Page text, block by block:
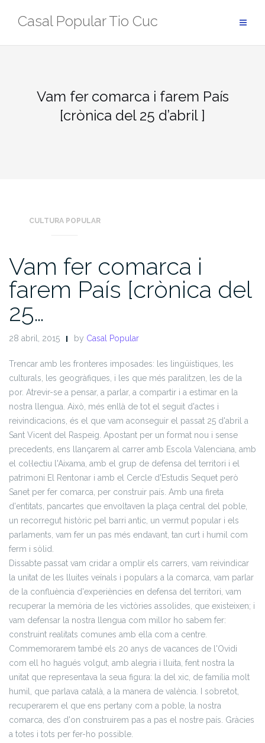
Casal Popular Tio Cuc
Vam fer comarca i farem País
[crònica del 25 d’abril ]
CULTURA POPULAR
Vam fer comarca i
farem País [crònica del
25…
28 abril, 2015 by Casal Popular
Trencar amb les fronteres imposades: les lingüístiques, les
culturals, les geogràfiques, i les que més paralitzen, les de la
por. Atrevir-se a pensar, a parlar, a compartir i a estimar en la
nostra llengua. Això, més enllà de tot el seguit d'actes i
reivindicacions, és el que vam aconseguir el passat 25 d'abril a
Sant Vicent del Raspeig. Apostant per un format nou i sense
precedents, ens llançarem al carrer amb Escola Valenciana, amb
el col·lectiu l'Aixama, amb el grup de defensa del territori i el
patrimoni El Rentonar i amb el Cercle d'Estudis Sequet però
Sanet per fer comarca, per construir país. Amb una fireta
d'entitats, pancartes que envoltaven la plaça central del poble,
un recorregut històric pel barri antic, un vermut popular i els
parlaments, vam fer un pas més endavant, tan curt i humil com
ferm i sòlid.
Dissabte passat vam cridar a omplir els carrers, vam reivindicar
la unitat de les lluites veïnals i populars a la comarca, vam parlar
de la confluència d'experiències en defensa del territori, vam
recuperar la memòria de les victòries assolides, que existeixen; i
vam defensar la nostra llengua com millor ho sabem fer:
construint realitats comunes amb ella com a centre.
Commemorarem també els 20 anys de vacances de l'Ovidi
com ell ho hagués volgut, amb alegria i lluita, fent nostra la
unitat que representava la seua figura: la del xic, de família molt
humil, que parlava català, a la manera de valència. I sobretot,
recuperarem el que ens pertany com a poble, la nostra
comarca, des d'on construirem pas a pas el nostre país. Gràcies
a totes i tots per fer-ho possible.